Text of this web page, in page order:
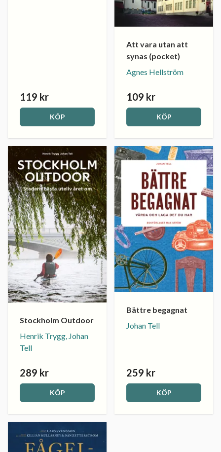
119 kr
KÖP
Att vara utan att
synas (pocket)
Agnes Hellström
109 kr
KÖP
Stockholm Outdoor
Henrik Trygg, Johan
Tell
289 kr
KÖP
Bättre begagnat
Johan Tell
259 kr
KÖP